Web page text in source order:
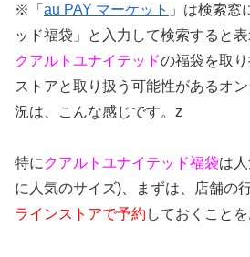
※ 「 au PAY マーケット 」は検索窓
ッド福袋」と入力して検索すると表
クアルトユナイテッドの福袋を取
ストアと取り扱う可能性があるオ
況は、こんな感じです。z
特に クアルトユナイテッド福袋は
に人気のサイズ)、まずは、店舗の
ラインストアで予約 しておくこと